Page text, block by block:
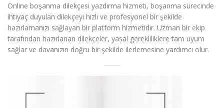
Online boşanma dilekçesi yazdırma hizmeti, boşanma sürecinde
ihtiyaç duyulan dilekçeyi hızlı ve profesyonel bir şekilde
hazırlamanızı sağlayan bir platform hizmetidir. Uzman bir ekip
tarafından hazırlanan dilekçeler, yasal gerekliliklere tam uyum
sağlar ve davanızın doğru bir şekilde ilerlemesine yardımcı olur.